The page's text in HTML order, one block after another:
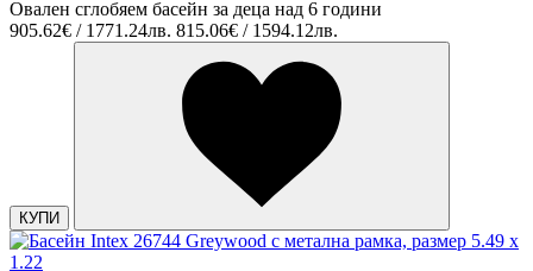
Овален сглобяем басейн за деца над 6 години
905.62€ / 1771.24лв. 815.06€ / 1594.12лв.
КУПИ